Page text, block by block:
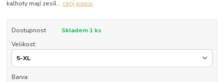
kalhoty mají zesíl... celý popis
Dostupnost
Skladem 1 ks
Velikost:
Barva: